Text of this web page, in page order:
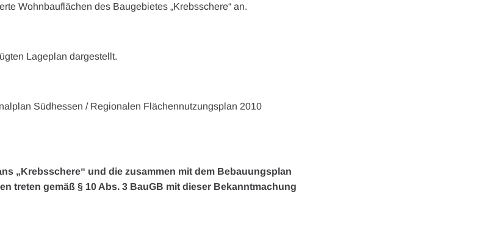
Wohnbauflächen des Baugebietes „Krebsschere“ an.
Lageplan dargestellt.
Südhessen / Regionalen Flächennutzungsplan 2010
„Krebsschere“ und die zusammen mit dem Bebauungsplan
treten gemäß § 10 Abs. 3 BauGB mit dieser Bekanntmachung